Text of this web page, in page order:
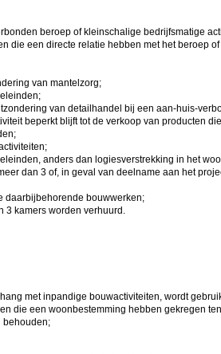
beroep of kleinschalige bedrijfsmatige
die een directe relatie hebben met het beroep
van mantelzorg;
van detailhandel bij een aan-huis-
beperkt blijft tot de verkoop van producten
anders dan logiesverstrekking in het
dan 3 of, in geval van deelname aan het
daarbijbehorende bouwwerken;
3 kamers worden verhuurd.
met inpandige bouwactiviteiten, wordt
die een woonbestemming hebben gekregen
behouden;